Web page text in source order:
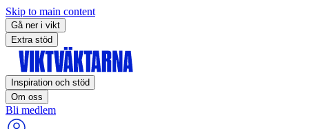
Skip to main content
Gå ner i vikt
Extra stöd
Inspiration och stöd
Om oss
Bli medlem